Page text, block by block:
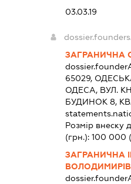
03.03.19
ЗАГРАНИЧНА
65029,
ОДЕСА, ВУЛ.
БУДИНОК 8,
Розмір внеску
(грн.): 100 000
ЗАГРАНИЧНА